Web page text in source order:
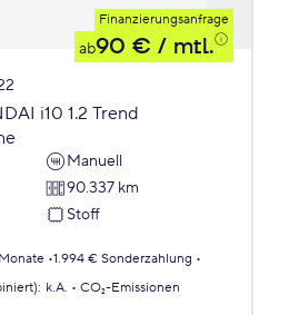
Finanzierungsanfrage
ab90 € / mtl.
i10 1.2 Trend
Manuell
90.337 km
Stoff
1.994 € Sonderzahlung
: k.A.
CO₂-Emissionen